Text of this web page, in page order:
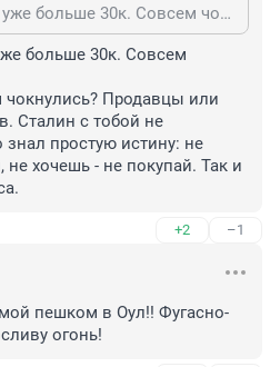
Не, сейчас однушки уже больше 30к. Совсем чокнулись.
больше 30к. Совсем
чокнулись? Продавцы или
Сталин с тобой не
знал простую истину: не
не хочешь - не покупай. Так и
+2 –1
пешком в Оул!! Фугасно-
огонь!